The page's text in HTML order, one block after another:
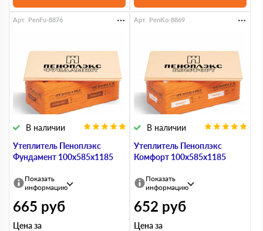
Утеплитель Пеноплэкс
Фундамент 100х585х1185
В наличии
Арт. PenFu-8876
Показать
информацию
665 руб
Цена за
Утеплитель Пеноплэкс
Комфорт 100х585х1185
В наличии
Арт. PenKo-8869
Показать
информацию
652 руб
Цена за